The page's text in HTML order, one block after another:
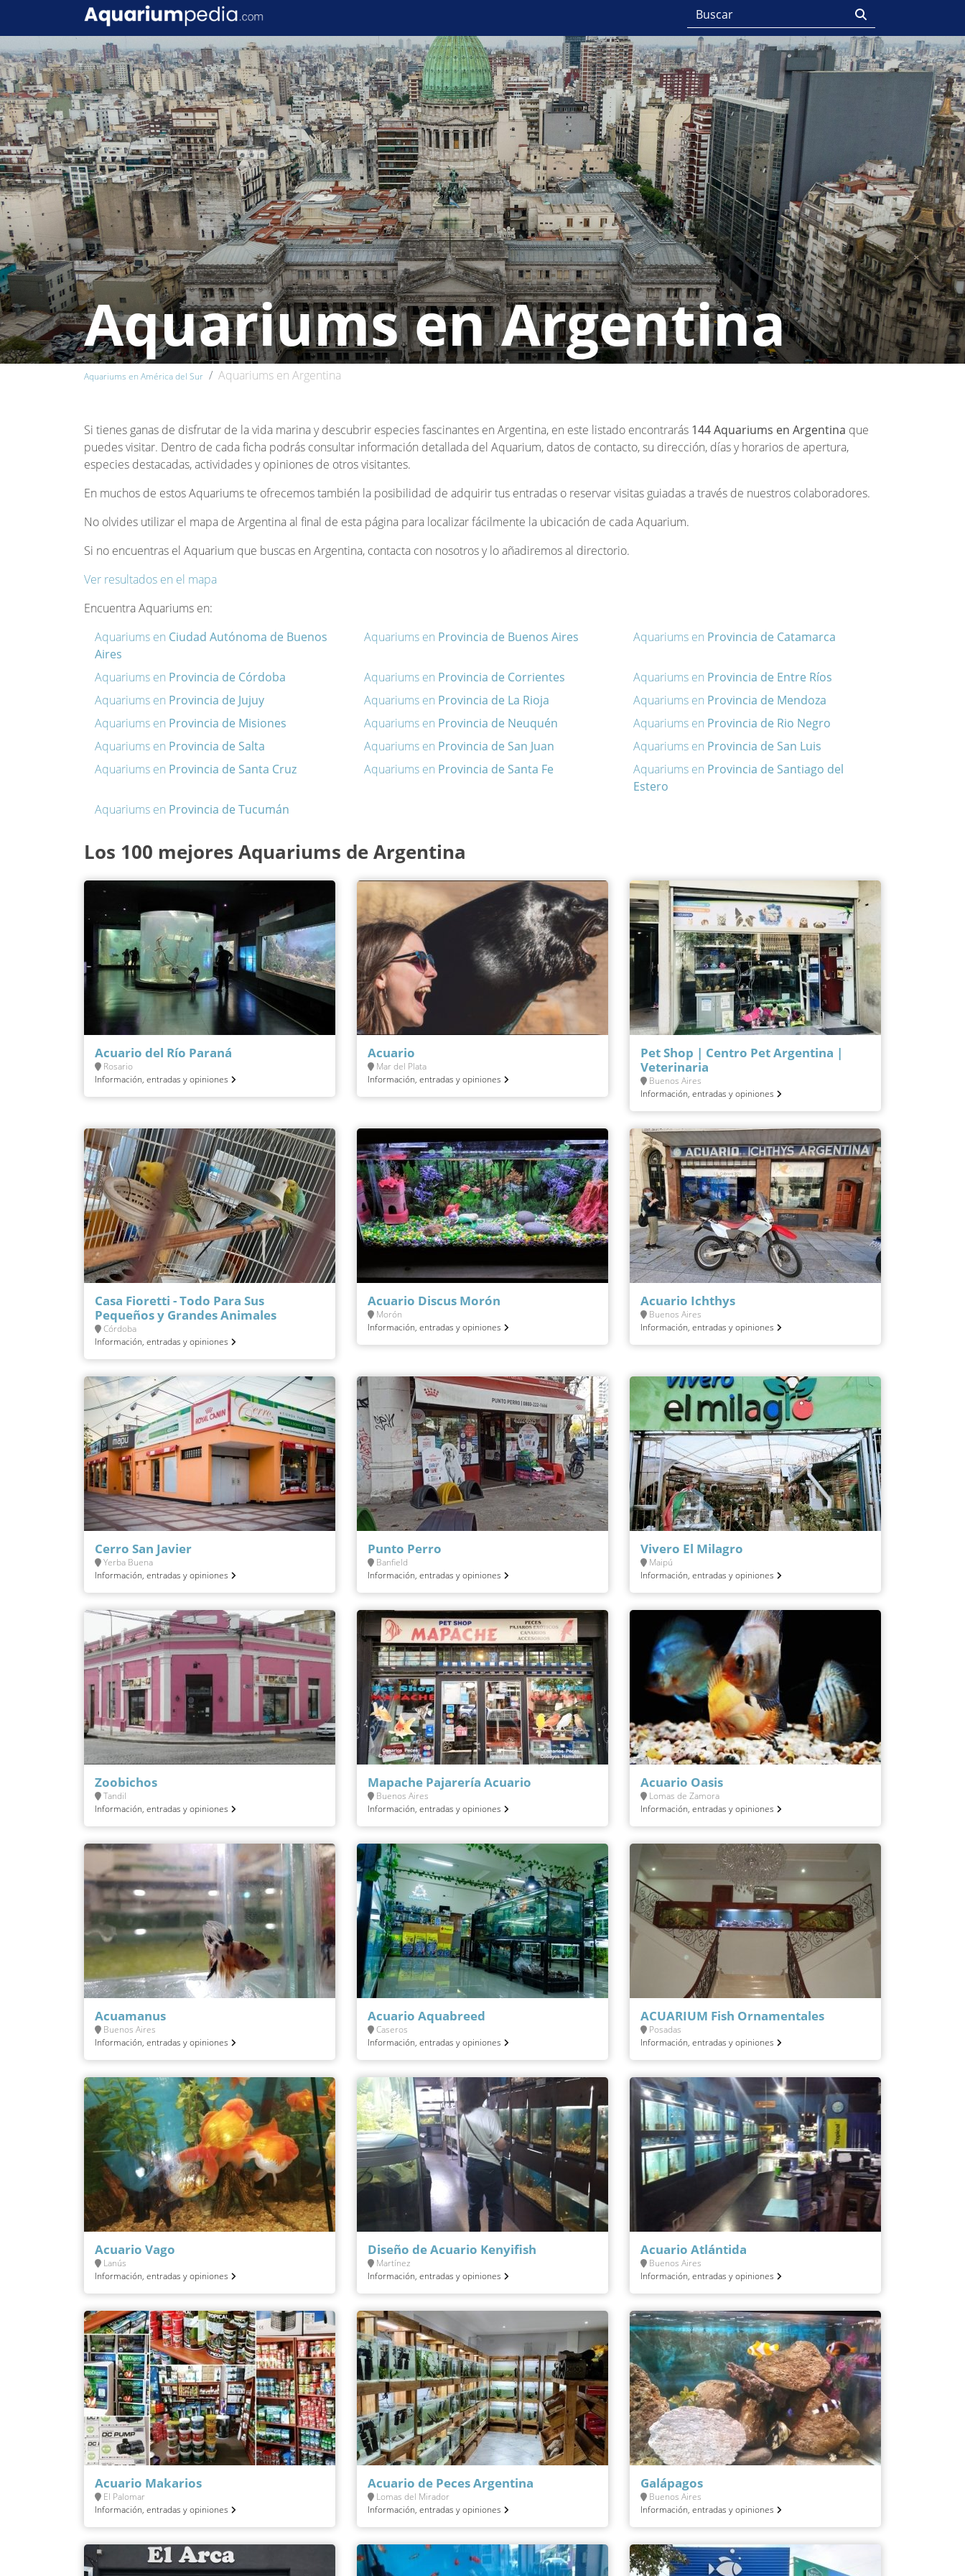
Aquariums en Argentina
Aquariums en América del Sur Aquariums en Argentina
Si tienes ganas de disfrutar de la vida marina y descubrir especies fascinantes en Argentina, en este listado encontrarás 144 Aquariums en Argentina que
puedes visitar. Dentro de cada ficha podrás consultar información detallada del Aquarium, datos de contacto, su dirección, días y horarios de apertura,
especies destacadas, actividades y opiniones de otros visitantes.
En muchos de estos Aquariums te ofrecemos también la posibilidad de adquirir tus entradas o reservar visitas guiadas a través de nuestros colaboradores.
No olvides utilizar el mapa de Argentina al final de esta página para localizar fácilmente la ubicación de cada Aquarium.
Si no encuentras el Aquarium que buscas en Argentina, contacta con nosotros y lo añadiremos al directorio.
Ver resultados en el mapa
Encuentra Aquariums en:
Aquariums en Ciudad Autónoma de Buenos
Aires
Aquariums en Provincia de Buenos Aires Aquariums en Provincia de Catamarca
Aquariums en Provincia de Córdoba Aquariums en Provincia de Corrientes Aquariums en Provincia de Entre Ríos
Aquariums en Provincia de Jujuy Aquariums en Provincia de La Rioja Aquariums en Provincia de Mendoza
Aquariums en Provincia de Misiones Aquariums en Provincia de Neuquén Aquariums en Provincia de Rio Negro
Aquariums en Provincia de Salta Aquariums en Provincia de San Juan Aquariums en Provincia de San Luis
Aquariums en Provincia de Santa Cruz Aquariums en Provincia de Santa Fe Aquariums en Provincia de Santiago del
Estero
Aquariums en Provincia de Tucumán
Los 100 mejores Aquariums de Argentina
Acuario del Río Paraná
Rosario
Información, entradas y opiniones
Acuario
Mar del Plata
Información, entradas y opiniones
Pet Shop | Centro Pet Argentina |
Veterinaria
Buenos Aires
Información, entradas y opiniones
Casa Fioretti - Todo Para Sus
Pequeños y Grandes Animales
Córdoba
Información, entradas y opiniones
Acuario Discus Morón
Morón
Información, entradas y opiniones
Acuario Ichthys
Buenos Aires
Información, entradas y opiniones
Cerro San Javier
Yerba Buena
Información, entradas y opiniones
Punto Perro
Banfield
Información, entradas y opiniones
Vivero El Milagro
Maipú
Información, entradas y opiniones
Zoobichos
Tandil
Información, entradas y opiniones
Mapache Pajarería Acuario
Buenos Aires
Información, entradas y opiniones
Acuario Oasis
Lomas de Zamora
Información, entradas y opiniones
Acuamanus
Buenos Aires
Información, entradas y opiniones
Acuario Aquabreed
Caseros
Información, entradas y opiniones
ACUARIUM Fish Ornamentales
Posadas
Información, entradas y opiniones
Acuario Vago
Lanús
Información, entradas y opiniones
Diseño de Acuario Kenyifish
Martínez
Información, entradas y opiniones
Acuario Atlántida
Buenos Aires
Información, entradas y opiniones
Acuario Makarios
El Palomar
Información, entradas y opiniones
Acuario de Peces Argentina
Lomas del Mirador
Información, entradas y opiniones
Galápagos
Buenos Aires
Información, entradas y opiniones